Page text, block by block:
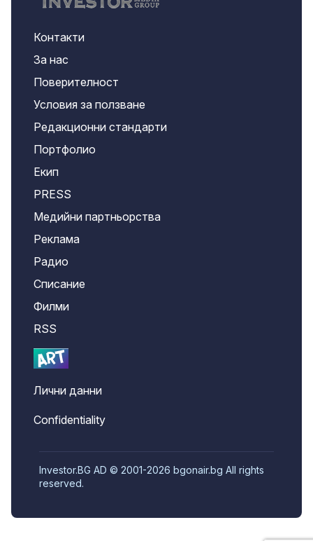
Контакти
За нас
Поверителност
Условия за ползване
Редакционни стандарти
Портфолио
Екип
PRESS
Медийни партньорства
Реклама
Радио
Списание
Филми
RSS
Лични данни
Confidentiality
Investor.BG AD © 2001-2026 bgonair.bg All rights
reserved.